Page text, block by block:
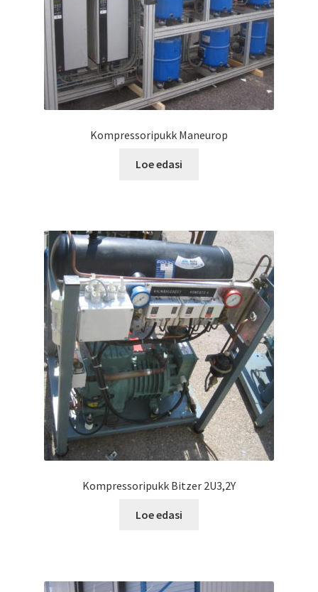
Kompressoripukk Maneurop
Loe edasi
Kompressoripukk Bitzer 2U3,2Y
Loe edasi